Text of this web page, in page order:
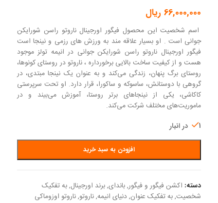
66,000,000 ریال
اسم شخصیت این محصول فیگور اورجینال ناروتو راسن شورایکن
جوانی است . او بسیار علاقه مند به ورزش های رزمی و نینجا است
فیگور اورجینال ناروتو راسن شورایکن جوانی در انیمه تولز موجود
هست و از کیفیت ساخت بالایی برخورداره ، ناروتو در روستای کونوها،
روستای برگ پنهان، زندگی می‌کند و به عنوان یک نینجا مبتدی، در
گروهی با دوستانش، ساسوکه و ساکورا، قرار دارد. او تحت سرپرستی
کاکاشی، یکی از نینجاهای برتر روستا، آموزش می‌بیند و در
ماموریت‌های مختلف شرکت می‌کند.
1 در انبار
افزودن به سبد خرید
دسته: اکشن فیگور و فیگور,باندای,برند اورجینال,به تفکیک
شخصیت,به تفکیک عنوان,دنیای انیمه,ناروتو,ناروتو اوزوماکی